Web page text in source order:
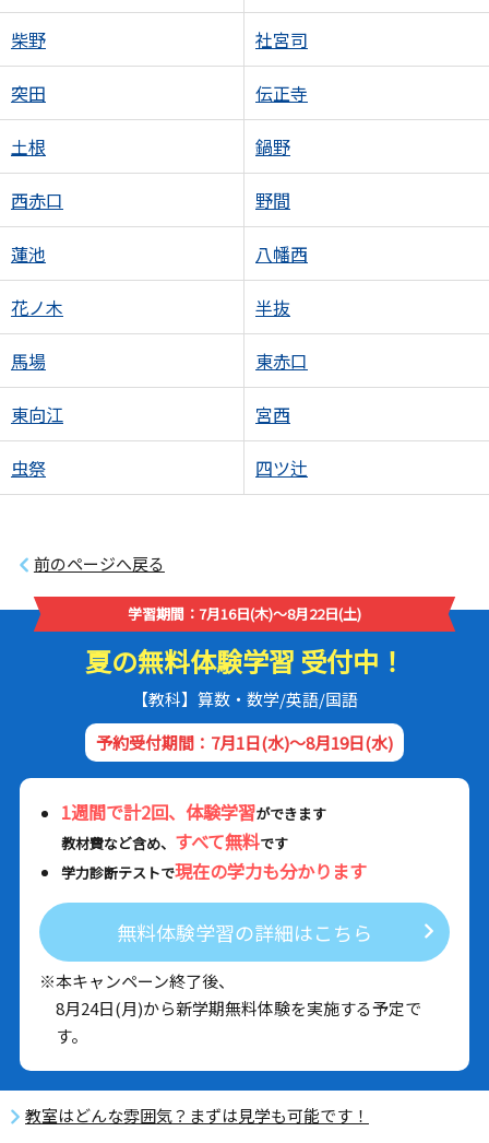
柴野 社宮司
突田 伝正寺
土根 鍋野
西赤口 野間
蓮池 八幡西
花ノ木 半抜
馬場 東赤口
東向江 宮西
虫祭 四ツ辻
前のページへ戻る
学習期間：7月16日(木)～8月22日(土)
夏の無料体験学習 受付中！
【教科】算数・数学/英語/国語
予約受付期間：7月1日(水)～8月19日(水)
1週間で計2回、体験学習ができます
教材費など含め、 すべて無料です
学力診断テストで現在の学力も分かります
無料体験学習の詳細はこちら
※本キャンペーン終了後、
8月24日(月)から新学期無料体験を実施する予定で
す。
教室はどんな雰囲気？まずは見学も可能です！